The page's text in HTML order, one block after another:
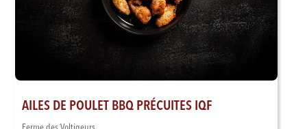
AILES DE POULET BBQ PRÉCUITES IQF